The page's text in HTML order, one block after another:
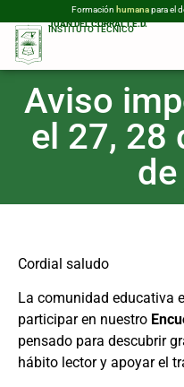
Formación humanapara el
INSTITUTO TÉCNICO
JUAN DEL CORRAL I.E.D.
Aviso
el 27, 28
Cordial saludo
La comunidad educativa
participar en nuestro
pensado para descubrir
hábito lector y apoyar el